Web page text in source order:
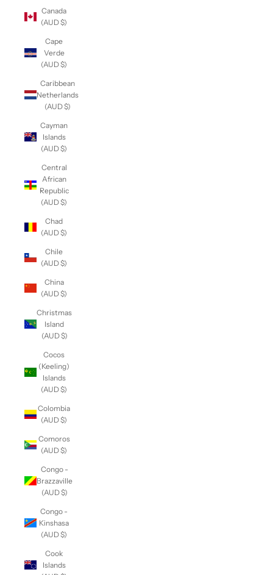
Canada
(AUD $)
Cape
Verde
(AUD $)
Caribbean
Netherlands
(AUD $)
Cayman
Islands
(AUD $)
Central
African
Republic
(AUD $)
Chad
(AUD $)
Chile
(AUD $)
China
(AUD $)
Christmas
Island
(AUD $)
Cocos
(Keeling)
Islands
(AUD $)
Colombia
(AUD $)
Comoros
(AUD $)
Congo -
Brazzaville
(AUD $)
Congo -
Kinshasa
(AUD $)
Cook
Islands